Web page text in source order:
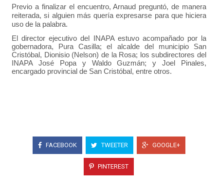
Previo a finalizar el encuentro, Arnaud preguntó, de manera
reiterada, si alguien más quería expresarse para que hiciera
uso de la palabra.
El director ejecutivo del INAPA estuvo acompañado por la
gobernadora, Pura Casilla; el alcalde del municipio San
Cristóbal, Dionisio (Nelson) de la Rosa; los subdirectores del
INAPA José Popa y Waldo Guzmán; y Joel Pinales,
encargado provincial de San Cristóbal, entre otros.
FACEBOOK TWEETER GOOGLE+
PINTEREST